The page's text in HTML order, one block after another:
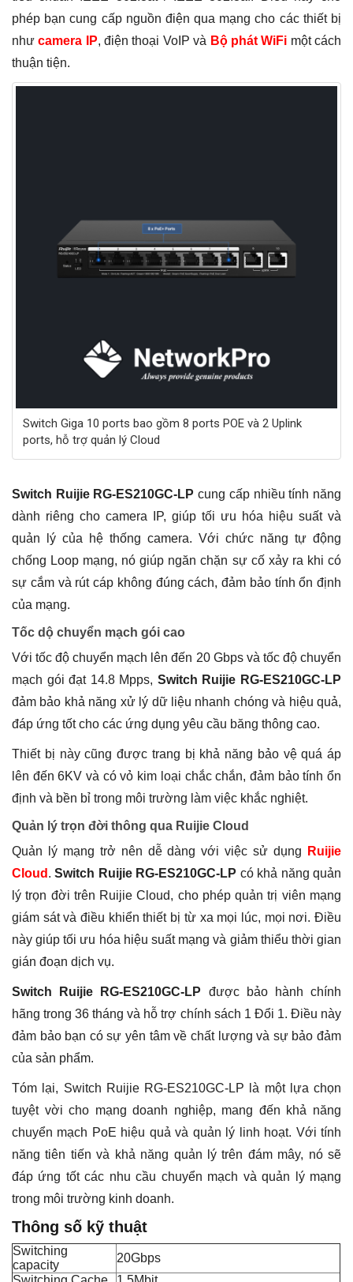
phép bạn cung cấp nguồn điện qua mạng cho các thiết bị
nhưcamera IP, điện thoại VoIP và Bộ phát WiFi một cách
thuận tiện.
Switch Giga 10 ports bao gồm 8 ports POE và 2 Uplink
ports, hỗ trợ quản lý Cloud
Switch Ruijie RG-ES210GC-LP cung cấp nhiều tính năng
dành riêng cho camera IP, giúp tối ưu hóa hiệu suất và
quản lý của hệ thống camera. Với chức năng tự động
chống Loop mạng, nó giúp ngăn chặn sự cố xảy ra khi có
sự cắm và rút cáp không đúng cách, đảm bảo tính ổn định
của mạng.
Tốc dộ chuyển mạch gói cao
Với tốc độ chuyển mạch lên đến 20 Gbps và tốc độ chuyển
mạch gói đạt 14.8 Mpps, Switch Ruijie RG-ES210GC-LP
đảm bảo khả năng xử lý dữ liệu nhanh chóng và hiệu quả,
đáp ứng tốt cho các ứng dụng yêu cầu băng thông cao.
Thiết bị này cũng được trang bị khả năng bảo vệ quá áp
lên đến 6KV và có vỏ kim loại chắc chắn, đảm bảo tính ổn
định và bền bỉ trong môi trường làm việc khắc nghiệt.
Quản lý trọn đời thông qua Ruijie Cloud
Quản lý mạng trở nên dễ dàng với việc sử dụng
Ruijie
Cloud .Switch Ruijie RG-ES210GC-LP có khả năng quản
lý trọn đời trên Ruijie Cloud, cho phép quản trị viên mạng
giám sát và điều khiển thiết bị từ xa mọi lúc, mọi nơi. Điều
này giúp tối ưu hóa hiệu suất mạng và giảm thiểu thời gian
gián đoạn dịch vụ.
Switch Ruijie RG-ES210GC-LP được bảo hành chính
hãng trong 36 tháng và hỗ trợ chính sách 1 Đổi 1. Điều này
đảm bảo bạn có sự yên tâm về chất lượng và sự bảo đảm
của sản phẩm.
Tóm lại, Switch Ruijie RG-ES210GC-LP là một lựa chọn
tuyệt vời cho mạng doanh nghiệp, mang đến khả năng
chuyển mạch PoE hiệu quả và quản lý linh hoạt. Với tính
năng tiên tiến và khả năng quản lý trên đám mây, nó sẽ
đáp ứng tốt các nhu cầu chuyển mạch và quản lý mạng
trong môi trường kinh doanh.
Thông số kỹ thuật
Switching
capacity
20Gbps